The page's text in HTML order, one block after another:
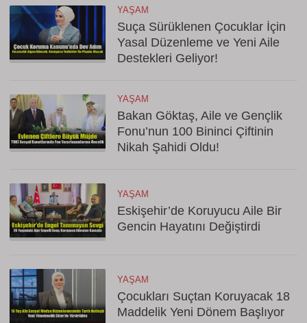
YAŞAM
Suça Sürüklenen Çocuklar İçin
Yasal Düzenleme ve Yeni Aile
Destekleri Geliyor!
YAŞAM
Bakan Göktaş, Aile ve Gençlik
Fonu’nun 100 Bininci Çiftinin
Nikah Şahidi Oldu!
YAŞAM
Eskişehir’de Koruyucu Aile Bir
Gencin Hayatını Değiştirdi
YAŞAM
Çocukları Suçtan Koruyacak 18
Maddelik Yeni Dönem Başlıyor